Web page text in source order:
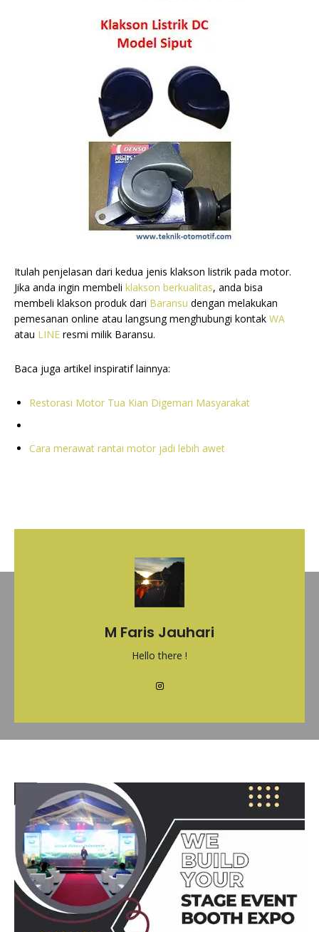
Itulah penjelasan dari kedua jenis klakson listrik pada motor.
Jika anda ingin membeli klakson berkualitas, anda bisa
membeli klakson produk dari Baransu dengan melakukan
pemesanan online atau langsung menghubungi kontak WA
atau LINE resmi milik Baransu.
Baca juga artikel inspiratif lainnya:
Restorasi Motor Tua Kian Digemari Masyarakat
Cara merawat rantai motor jadi lebih awet
M Faris Jauhari
Hello there !